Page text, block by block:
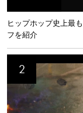
ヒップホップ史上最
フを紹介